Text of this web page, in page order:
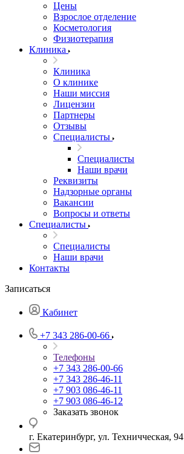
Цены
Взрослое отделение
Косметология
Физиотерапия
Клиника
Клиника
О клинике
Наши миссия
Лицензии
Партнеры
Отзывы
Специалисты
Специалисты
Наши врачи
Реквизиты
Надзорные органы
Вакансии
Вопросы и ответы
Специалисты
Специалисты
Наши врачи
Контакты
Записаться
Кабинет
+7 343 286-00-66
Телефоны
+7 343 286-00-66
+7 343 286-46-11
+7 903 086-46-11
+7 903 086-46-12
Заказать звонок
г. Екатеринбург, ул. Техничческая, 94